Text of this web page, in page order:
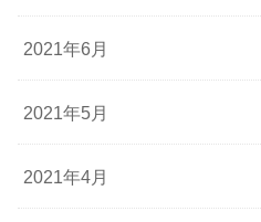
2021年6月
2021年5月
2021年4月